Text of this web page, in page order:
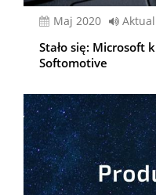
Maj 2020
Stało się: Microsoft
Softomotive